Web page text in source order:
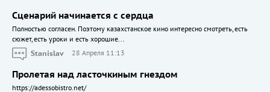
Сценарий начинается с сердца
Полностью согласен. Поэтому казахстанское кино интересно смотреть, есть
сюжет, есть уроки и есть хорошие...
Stanislav
28 Апреля 11:13
Пролетая над ласточкиным гнездом
https://adessobistro.net/